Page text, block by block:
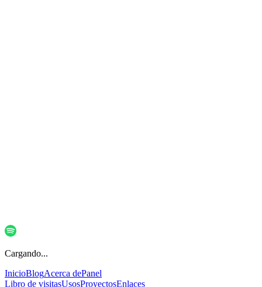
Cargando...
InicioBlogAcerca dePanel
Libro de visitasUsosProyectosEnlaces